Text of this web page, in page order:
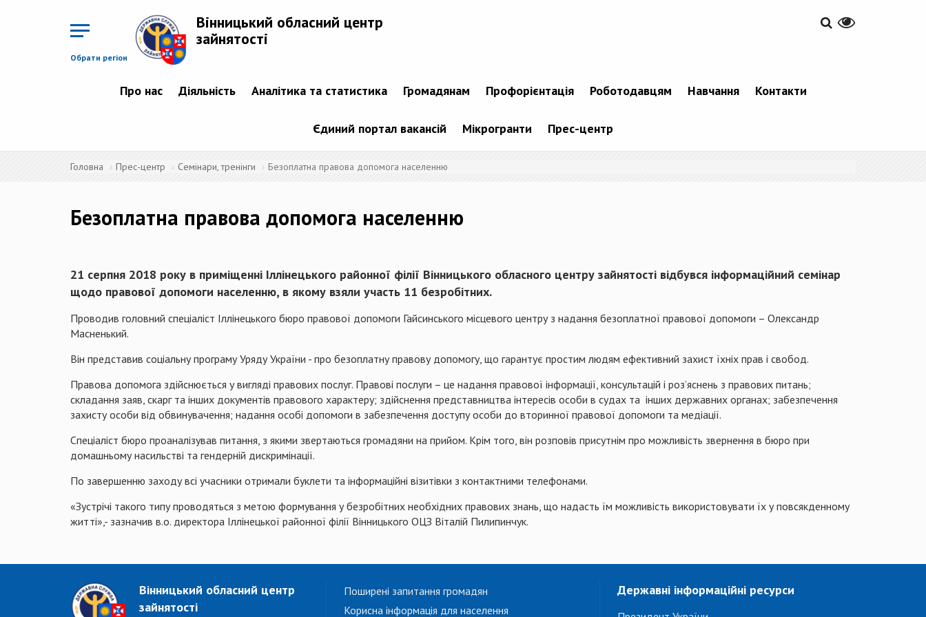
Обрати регіон
Вінницький обласний центр
зайнятості
Про нас Діяльність Аналітика та статистика Громадянам Профорієнтація Роботодавцям Навчання Контакти
Єдиний портал вакансій Мікрогранти Прес-центр
Головна Прес-центр Семінари, тренінги Безоплатна правова допомога населенню
Безоплатна правова допомога населенню
21 серпня 2018 року в приміщенні Іллінецького районної філії Вінницького обласного центру зайнятості відбувся інформаційний семінар
щодо правової допомоги населенню, в якому взяли участь 11 безробітних.
Проводив головний спеціаліст Іллінецького бюро правової допомоги Гайсинського місцевого центру з надання безоплатної правової допомоги – Олександр
Масненький.
Він представив соціальну програму Уряду України - про безоплатну правову допомогу, що гарантує простим людям ефективний захист їхніх прав і свобод.
Правова допомога здійснюється у вигляді правових послуг. Правові послуги – це надання правової інформації, консультацій і роз’яснень з правових питань;
складання заяв, скарг та інших документів правового характеру; здійснення представництва інтересів особи в судах та інших державних органах; забезпечення
захисту особи від обвинувачення; надання особі допомоги в забезпечення доступу особи до вторинної правової допомоги та медіації.
Спеціаліст бюро проаналізував питання, з якими звертаються громадяни на прийом. Крім того, він розповів присутнім про можливість звернення в бюро при
домашньому насильстві та гендерній дискримінації.
По завершенню заходу всі учасники отримали буклети та інформаційні візитівки з контактними телефонами.
«Зустрічі такого типу проводяться з метою формування у безробітних необхідних правових знань, що надасть їм можливість використовувати їх у повсякденному
житті»,- зазначив в.о. директора Іллінецької районної філії Вінницького ОЦЗ Віталій Пилипинчук.
Вінницький обласний центр
зайнятості
Поширені запитання громадян
Корисна інформація для населення
Державні інформаційні ресурси